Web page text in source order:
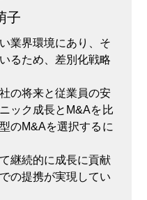
子
業界環境にあり、そ
るため、差別化戦略
の将来と従業員の安
ック成長とM&Aを比
のM&Aを選択するに
継続的に成長に貢献
の提携が実現してい